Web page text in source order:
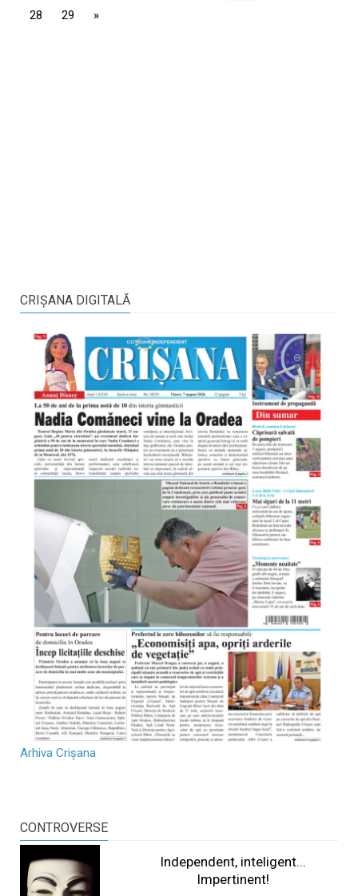
28 29 »
CRIŞANA DIGITALĂ
Arhiva Crișana
CONTROVERSE
Independent, inteligent...
Impertinent!